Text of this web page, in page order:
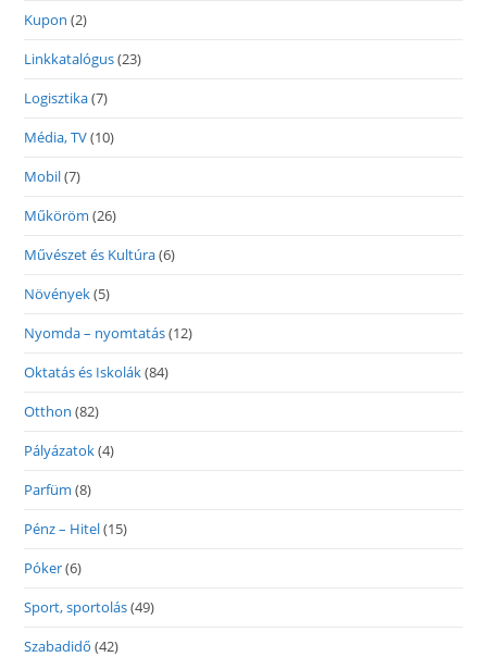
Kupon (2)
Linkkatalógus(23)
Logisztika(7)
Média, TV(10)
Mobil(7)
Műköröm (26)
Művészet és Kultúra(6)
Növények(5)
Nyomda – nyomtatás(12)
Oktatás és Iskolák(84)
Otthon (82)
Pályázatok(4)
Parfüm (8)
Pénz – Hitel(15)
Póker(6)
Sport, sportolás(49)
Szabadidő (42)